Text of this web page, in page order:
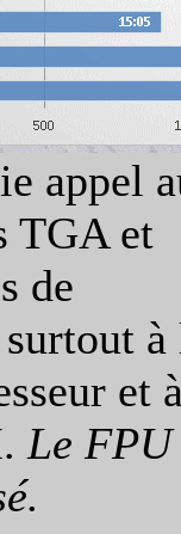
appel
TGA et
de
à
et
Le FPU